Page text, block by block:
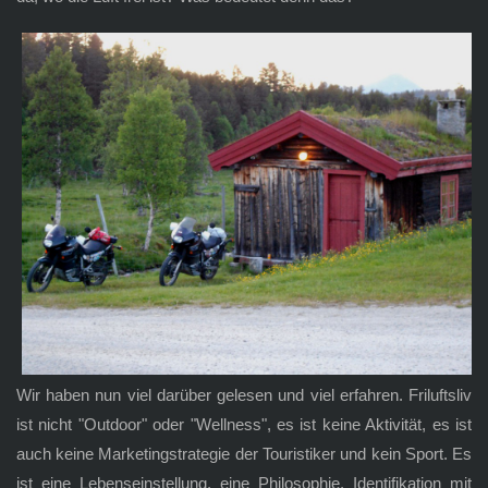
Wir haben nun viel darüber gelesen und viel erfahren. Friluftsliv
ist nicht "Outdoor" oder "Wellness", es ist keine Aktivität, es ist
auch keine Marketingstrategie der Touristiker und kein Sport. Es
ist eine Lebenseinstellung, eine Philosophie, Identifikation mit